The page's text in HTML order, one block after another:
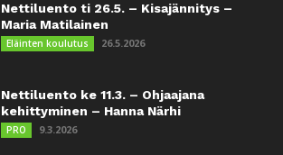
Nettiluento ti 26.5. – Kisajännitys –
Maria Matilainen
Eläinten koulutus 26.5.2026
Nettiluento ke 11.3. – Ohjaajana
kehittyminen – Hanna Närhi
PRO 9.3.2026